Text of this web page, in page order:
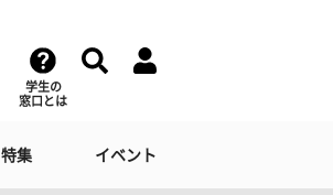
学生の
窓口とは
特集 イベント